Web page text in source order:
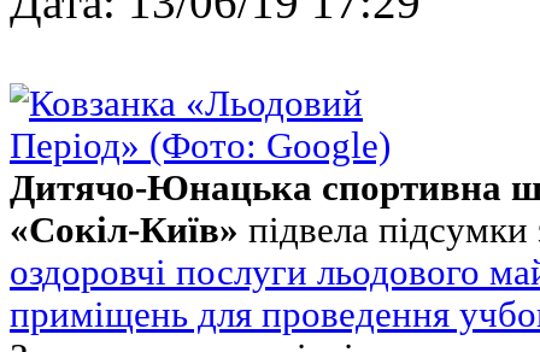
Дитячо-Юнацька спортивна
«Сокіл-Київ» підвела підсумки
оздоровчі послуги льодового
приміщень для проведення